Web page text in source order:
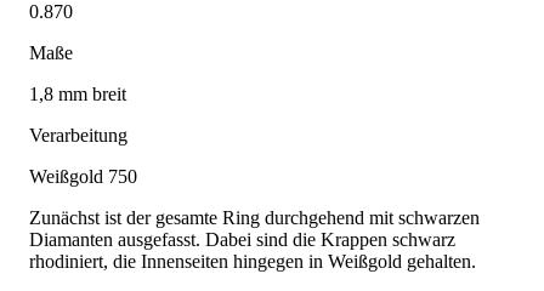
0.870
Maße
1,8 mm breit
Verarbeitung
Weißgold 750
Zunächst ist der gesamte Ring durchgehend mit schwarzen
Diamanten ausgefasst. Dabei sind die Krappen schwarz
rhodiniert, die Innenseiten hingegen in Weißgold gehalten.